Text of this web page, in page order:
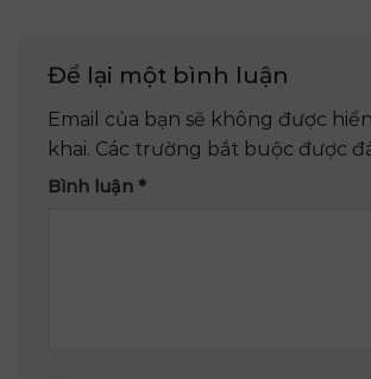
Để lại một bình luận
Email của bạn sẽ không được
khai. Các trường bắt buộc được
Bình luận *